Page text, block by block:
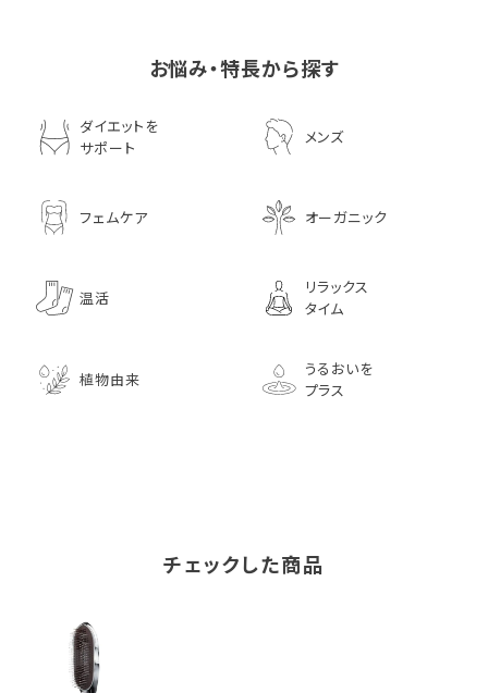
お悩み・特長から探す
ダイエットを
サポート
メンズ
フェムケア オーガニック
温活
リラックス
タイム
植物由来
うるおいを
プラス
チェックした商品